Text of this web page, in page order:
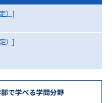
内」の請求
）]
）]
で学べる学問分野